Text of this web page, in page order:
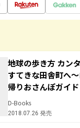
地球の歩き方 カン
すてきな田舎町へ
帰りおさんぽガイ
D-Books
2018.07.26 発売